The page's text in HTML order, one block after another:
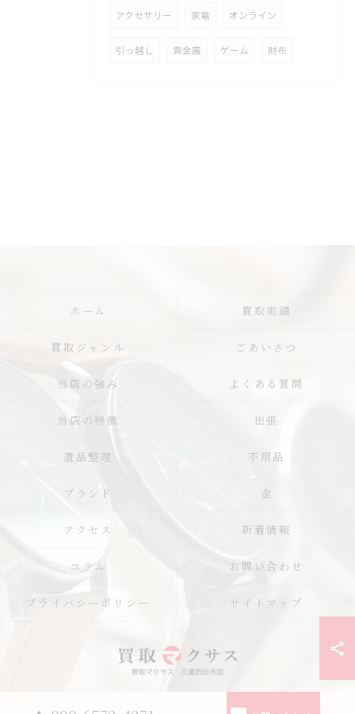
アクセサリー 家電 オンライン
引っ越し 貴金属 ゲーム 財布
ホーム 買取実績
買取ジャンル ごあいさつ
当店の強み よくある質問
当店の特徴 出張
遺品整理 不用品
ブランド 金
アクセス 新着情報
コラム お問い合わせ
プライバシーポリシー サイトマップ
© 2026 三重県四日市の買取なら買取マクサス 三重四日市店 ALL RIGHTS